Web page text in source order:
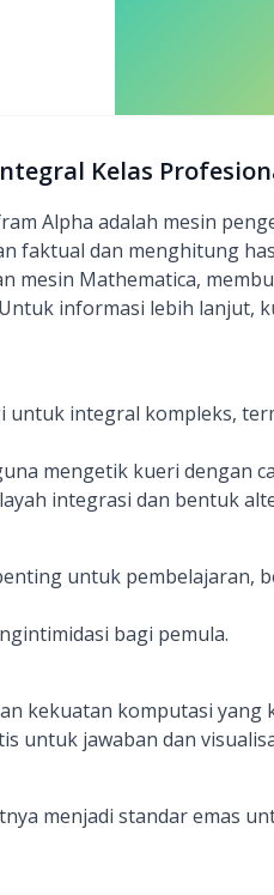
Kelas
Alpha adalah mesin
faktual dan menghitung
mesin Mathematica,
informasi lebih lanjut,
integral kompleks,
mengetik kueri dengan
integrasi dan bentuk
untuk pembelajaran,
bagi pemula.
kekuatan komputasi yang
untuk jawaban dan
menjadi standar emas